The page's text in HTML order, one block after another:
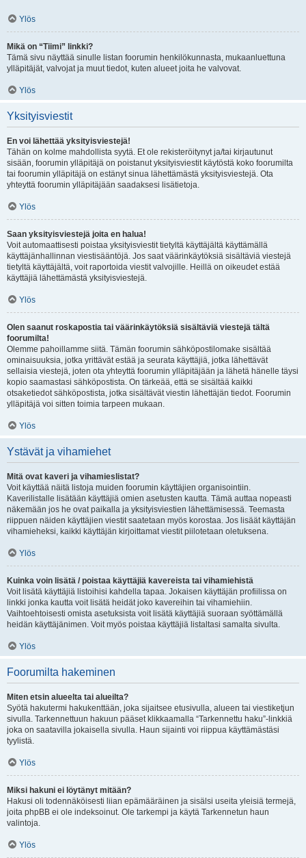
Ylös
Mikä on “Tiimi” linkki?
Tämä sivu näyttää sinulle listan foorumin henkilökunnasta, mukaanluettuna
ylläpitäjät, valvojat ja muut tiedot, kuten alueet joita he valvovat.
Ylös
Yksityisviestit
En voi lähettää yksityisviestejä!
Tähän on kolme mahdollista syytä. Et ole rekisteröitynyt ja/tai kirjautunut
sisään, foorumin ylläpitäjä on poistanut yksityisviestit käytöstä koko foorumilta
tai foorumin ylläpitäjä on estänyt sinua lähettämästä yksityisviestejä. Ota
yhteyttä foorumin ylläpitäjään saadaksesi lisätietoja.
Ylös
Saan yksityisviestejä joita en halua!
Voit automaattisesti poistaa yksityisviestit tietyltä käyttäjältä käyttämällä
käyttäjänhallinnan viestisääntöjä. Jos saat väärinkäytöksiä sisältäviä viestejä
tietyltä käyttäjältä, voit raportoida viestit valvojille. Heillä on oikeudet estää
käyttäjiä lähettämästä yksityisviestejä.
Ylös
Olen saanut roskapostia tai väärinkäytöksiä sisältäviä viestejä tältä
foorumilta!
Olemme pahoillamme siitä. Tämän foorumin sähköpostilomake sisältää
ominaisuuksia, jotka yrittävät estää ja seurata käyttäjiä, jotka lähettävät
sellaisia viestejä, joten ota yhteyttä foorumin ylläpitäjään ja lähetä hänelle täysi
kopio saamastasi sähköpostista. On tärkeää, että se sisältää kaikki
otsaketiedot sähköpostista, jotka sisältävät viestin lähettäjän tiedot. Foorumin
ylläpitäjä voi sitten toimia tarpeen mukaan.
Ylös
Ystävät ja vihamiehet
Mitä ovat kaveri ja vihamieslistat?
Voit käyttää näitä listoja muiden foorumin käyttäjien organisointiin.
Kaverilistalle lisätään käyttäjiä omien asetusten kautta. Tämä auttaa nopeasti
näkemään jos he ovat paikalla ja yksityisviestien lähettämisessä. Teemasta
riippuen näiden käyttäjien viestit saatetaan myös korostaa. Jos lisäät käyttäjän
vihamieheksi, kaikki käyttäjän kirjoittamat viestit piilotetaan oletuksena.
Ylös
Kuinka voin lisätä / poistaa käyttäjiä kavereista tai vihamiehistä
Voit lisätä käyttäjiä listoihisi kahdella tapaa. Jokaisen käyttäjän profiilissa on
linkki jonka kautta voit lisätä heidät joko kavereihin tai vihamiehiin.
Vaihtoehtoisesti omista asetuksista voit lisätä käyttäjiä suoraan syöttämällä
heidän käyttäjänimen. Voit myös poistaa käyttäjiä listaltasi samalta sivulta.
Ylös
Foorumilta hakeminen
Miten etsin alueelta tai alueilta?
Syötä hakutermi hakukenttään, joka sijaitsee etusivulla, alueen tai viestiketjun
sivulla. Tarkennettuun hakuun pääset klikkaamalla “Tarkennettu haku”-linkkiä
joka on saatavilla jokaisella sivulla. Haun sijainti voi riippua käyttämästäsi
tyylistä.
Ylös
Miksi hakuni ei löytänyt mitään?
Hakusi oli todennäköisesti liian epämääräinen ja sisälsi useita yleisiä termejä,
joita phpBB ei ole indeksoinut. Ole tarkempi ja käytä Tarkennetun haun
valintoja.
Ylös